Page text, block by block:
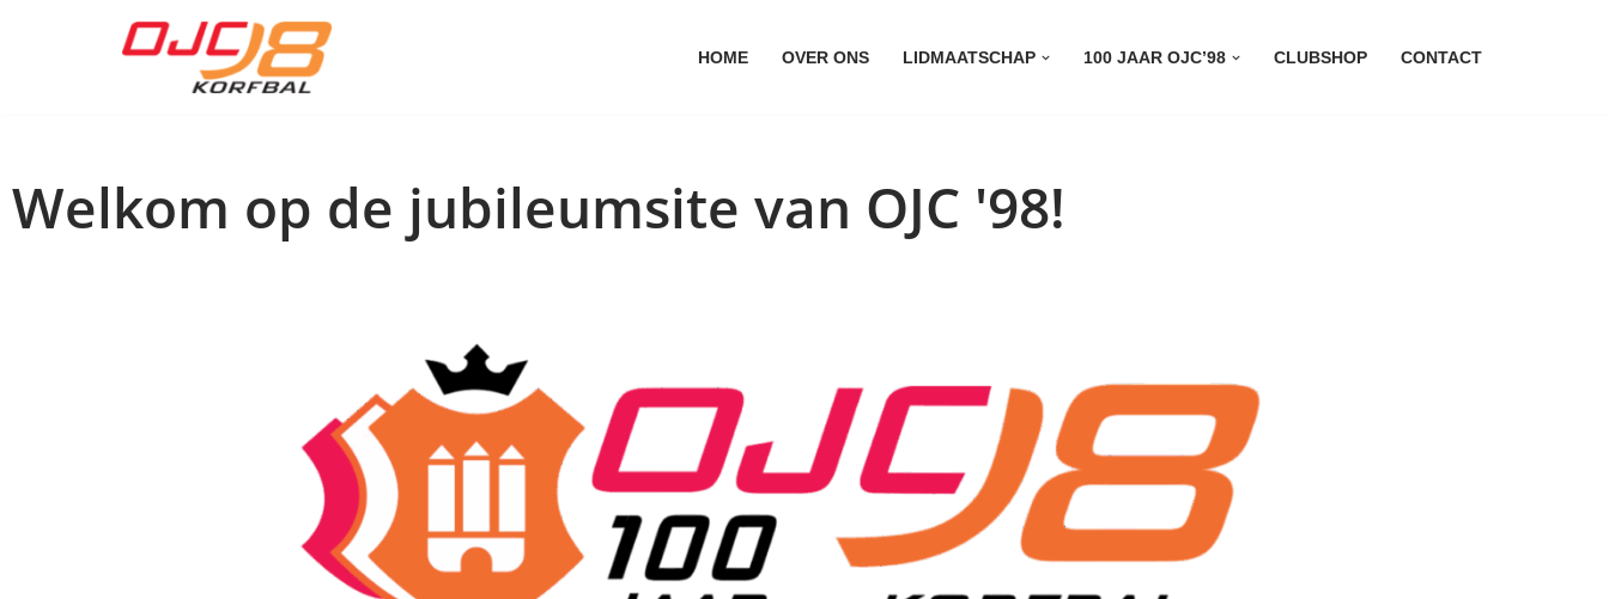
HOME OVER ONS LIDMAATSCHAP 100 JAAR OJC’98 CLUBSHOP CONTACT
Welkom op de jubileumsite van OJC '98!